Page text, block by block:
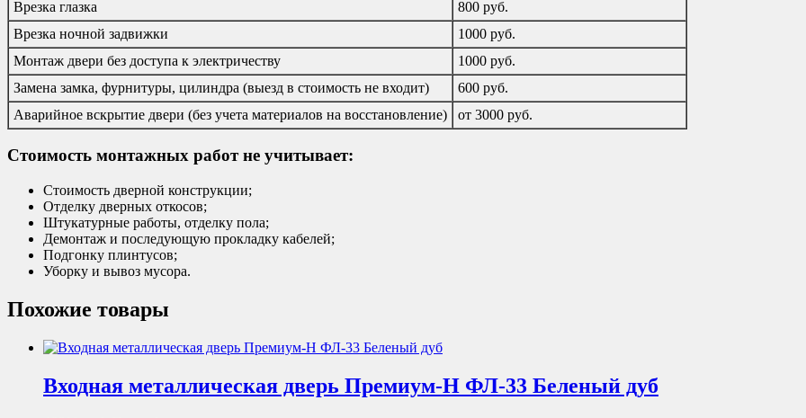
Врезка глазка
800 руб.
Врезка ночной задвижки
1000 руб.
Монтаж двери без доступа к электричеству
1000 руб.
Замена замка, фурнитуры, цилиндра (выезд в стоимость не входит)
600 руб.
Аварийное вскрытие двери (без учета материалов на восстановление)
от 3000 руб.
Стоимость монтажных работ не учитывает:
Стоимость дверной конструкции;
Отделку дверных откосов;
Штукатурные работы, отделку пола;
Демонтаж и последующую прокладку кабелей;
Подгонку плинтусов;
Уборку и вывоз мусора.
Похожие товары
Входная металлическая дверь Премиум-Н ФЛ-33 Беленый дуб